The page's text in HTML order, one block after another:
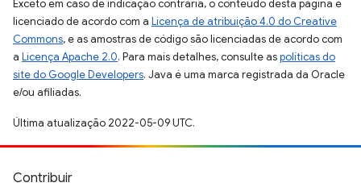
Exceto em caso de indicação contrária, o conteúdo desta página é
licenciado de acordo com a Licença de atribuição 4.0 do Creative
Commons, e as amostras de código são licenciadas de acordo com
a Licença Apache 2.0. Para mais detalhes, consulte aspolíticas do
site do Google Developers. Java é uma marca registrada da Oracle
e/ou afiliadas.
Última atualização 2022-05-09 UTC.
Contribuir